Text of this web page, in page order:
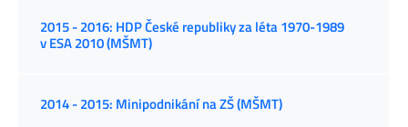
2015 - 2016: HDP České republiky za léta 1970-1989
v ESA 2010 (MŠMT)
2014 - 2015: Minipodnikání na ZŠ (MŠMT)